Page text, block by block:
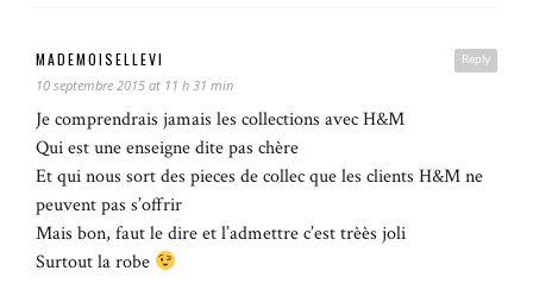
Reply
MADEMOISELLEVI
10 septembre 2015 at 11 h 31 min
Je comprendrais jamais les collections avec H&M
Qui est une enseigne dite pas chère
Et qui nous sort des pieces de collec que les clients H&M ne
peuvent pas s’offrir
Mais bon, faut le dire et l’admettre c’est trèès joli
Surtout la robe